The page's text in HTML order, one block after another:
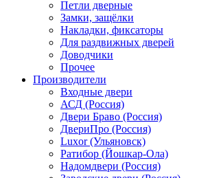
Петли дверные
Замки, защёлки
Накладки, фиксаторы
Для раздвижных дверей
Доводчики
Прочее
Производители
Входные двери
АСД (Россия)
Двери Браво (Россия)
ДвериПро (Россия)
Luxor (Ульяновск)
Ратибор (Йошкар-Ола)
Надомдвери (Россия)